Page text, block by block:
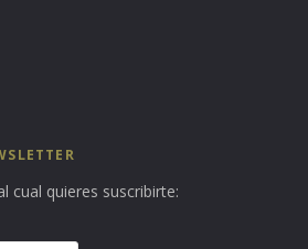
cual quieres suscribirte: